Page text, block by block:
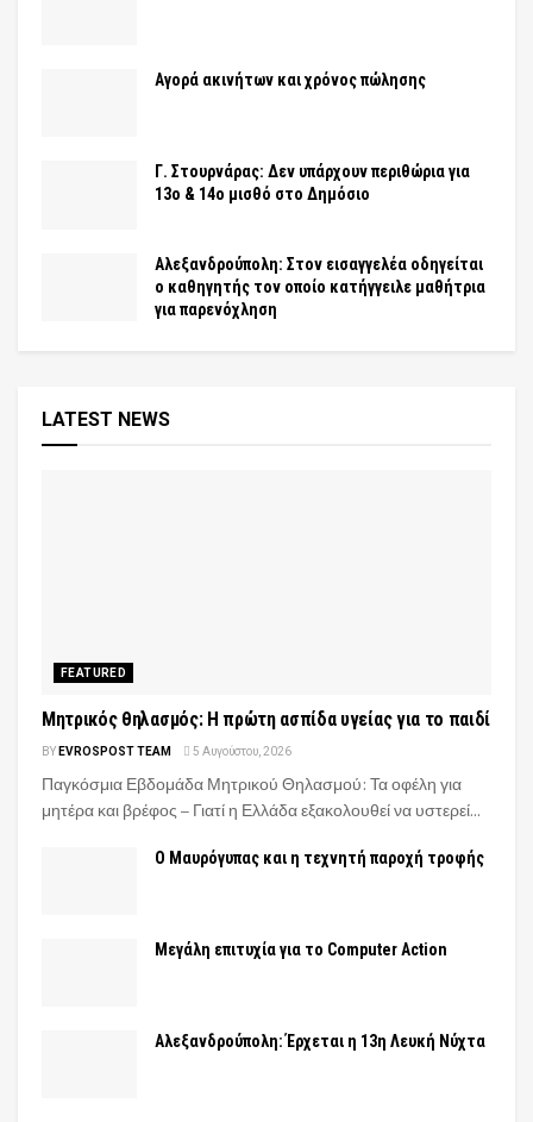
Αγορά ακινήτων και χρόνος πώλησης
Γ. Στουρνάρας: Δεν υπάρχουν περιθώρια για
13ο & 14ο μισθό στο Δημόσιο
Αλεξανδρούπολη: Στον εισαγγελέα οδηγείται
ο καθηγητής τον οποίο κατήγγειλε μαθήτρια
για παρενόχληση
LATEST NEWS
FEATURED
Μητρικός θηλασμός: Η πρώτη ασπίδα υγείας για το παιδί
BY EVROSPOST TEAM 5 Αυγούστου, 2026
Παγκόσμια Εβδομάδα Μητρικού Θηλασμού: Τα οφέλη για
μητέρα και βρέφος – Γιατί η Ελλάδα εξακολουθεί να υστερεί...
Ο Μαυρόγυπας και η τεχνητή παροχή τροφής
Μεγάλη επιτυχία για το Computer Action
Αλεξανδρούπολη: Έρχεται η 13η Λευκή Νύχτα